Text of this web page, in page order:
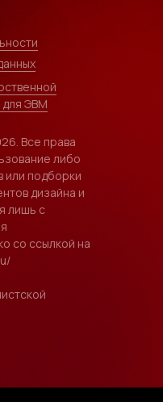
Все права
либо
или подборки
дизайна и
лишь с
со ссылкой на
для ЭВМ